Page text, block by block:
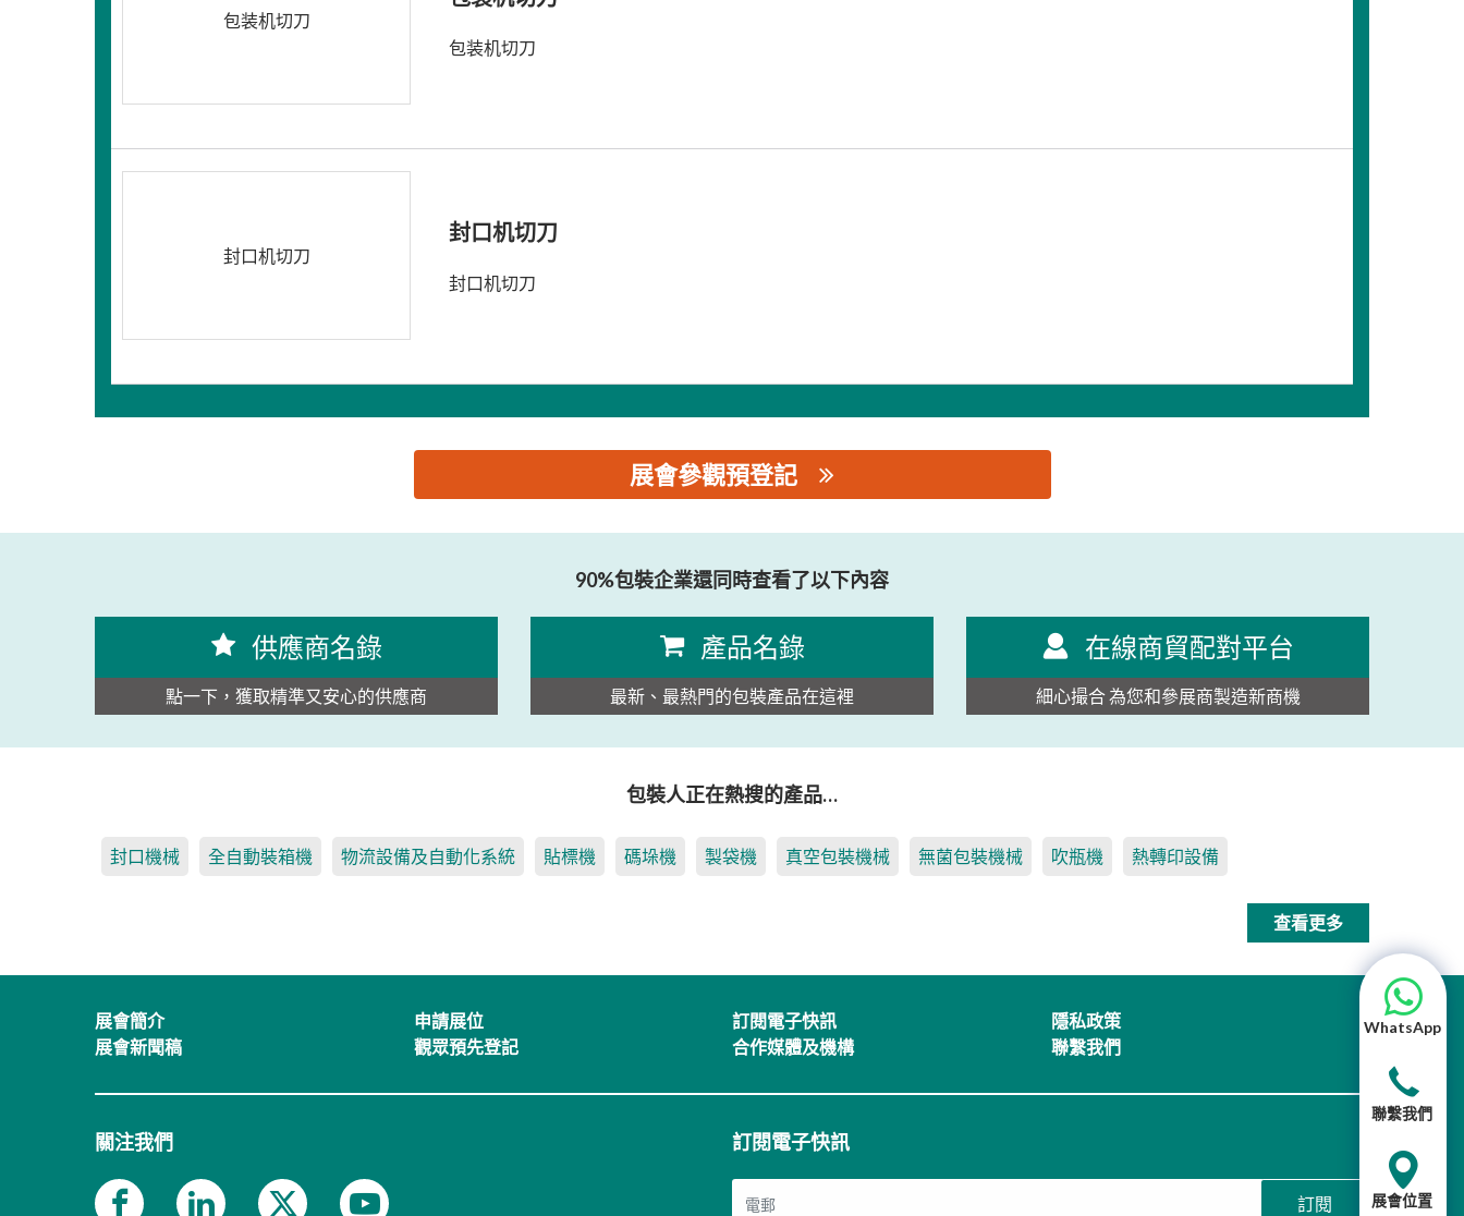
包装机切刀
包装机切刀
封口机切刀
封口机切刀
封口机切刀
展會參觀預登記
90%包裝企業還同時查看了以下內容
供應商名錄
點一下，獲取精準又安心的供應商
產品名錄
最新、最熱門的包裝產品在這裡
在線商貿配對平台
細心撮合 為您和參展商製造新商機
包裝人正在熱搜的產品…
封口機械 全自動裝箱機 物流設備及自動化系統 貼標機 碼垛機 製袋機 真空包裝機械 無菌包裝機械 吹瓶機 熱轉印設備
查看更多
展會簡介
展會新聞稿
申請展位
觀眾預先登記
訂閱電子快訊
合作媒體及機構
隱私政策
聯繫我們
關注我們 訂閱電子快訊
訂閱
WhatsApp
聯繫我們
展會位置